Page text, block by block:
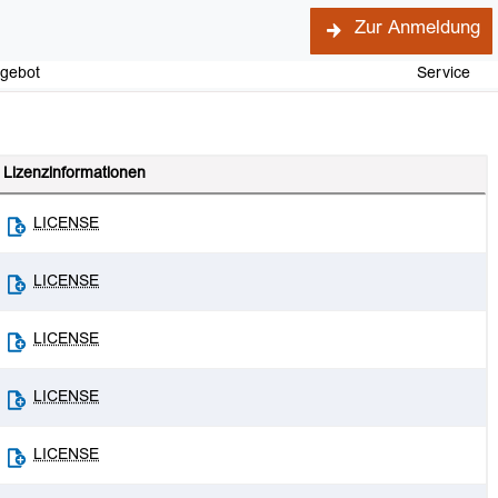
Zur Anmeldung
Service
Lizenzinformationen
LICENSE
LICENSE
LICENSE
LICENSE
LICENSE